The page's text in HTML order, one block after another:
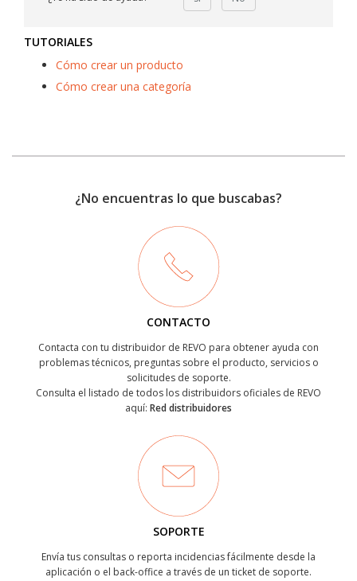
TUTORIALES
Cómo crear un producto
Cómo crear una categoría
¿No encuentras lo que buscabas?
CONTACTO
Contacta con tu distribuidor de REVO para obtener ayuda con
problemas técnicos, preguntas sobre el producto, servicios o
solicitudes de soporte.
Consulta el listado de todos los distribuidors oficiales de REVO
aquí: Red distribuidores
SOPORTE
Envía tus consultas o reporta incidencias fácilmente desde la
aplicación o el back-office a través de un ticket de soporte.